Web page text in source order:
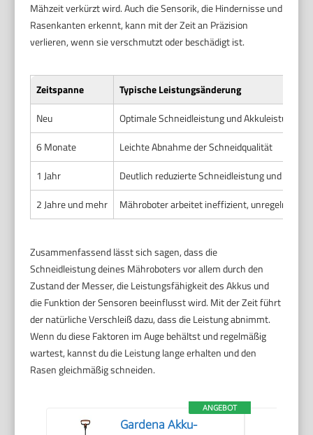
Mähzeit verkürzt wird. Auch die Sensorik, die Hindernisse und
Rasenkanten erkennt, kann mit der Zeit an Präzision
verlieren, wenn sie verschmutzt oder beschädigt ist.
Zeitspanne
Typische Leistungsänderung
Neu
Optimale Schneidleistung und Akkuleistung
6 Monate
Leichte Abnahme der Schneidqualität
1 Jahr
Deutlich reduzierte Schneidleistung und
2 Jahre und mehr
Mähroboter arbeitet ineffizient,
Zusammenfassend lässt sich sagen, dass die
Schneidleistung deines Mähroboters vor allem durch den
Zustand der Messer, die Leistungsfähigkeit des Akkus und
die Funktion der Sensoren beeinflusst wird. Mit der Zeit führt
der natürliche Verschleiß dazu, dass die Leistung abnimmt.
Wenn du diese Faktoren im Auge behältst und regelmäßig
wartest, kannst du die Leistung lange erhalten und den
Rasen gleichmäßig schneiden.
ANGEBOT
Gardena Akku-